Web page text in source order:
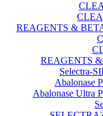
REAGENTS &
REAGENTS
Selectra-
Abalonase
Abalonase Ultra